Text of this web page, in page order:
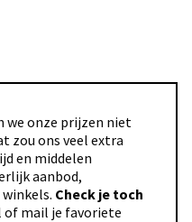
we onze prijzen niet
zou ons veel extra
en middelen
aanbod,
Check je toch
of mail je favoriete